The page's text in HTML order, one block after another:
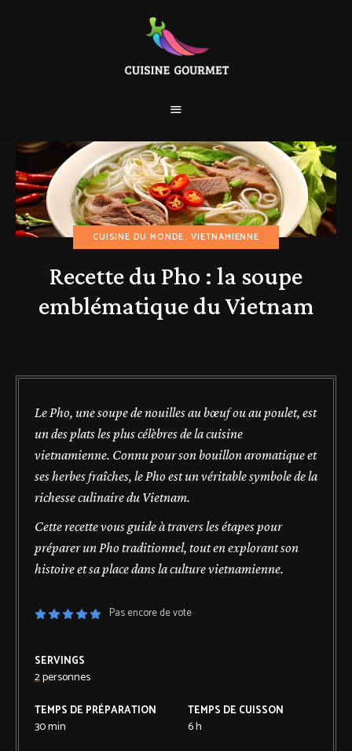
CUISINE DU MONDE VIETNAMIENNE
Recette du Pho : la soupe
emblématique du Vietnam
Le Pho, une soupe de nouilles au bœuf ou au poulet, est
un des plats les plus célèbres de la cuisine
vietnamienne. Connu pour son bouillon aromatique et
ses herbes fraîches, le Pho est un véritable symbole de la
richesse culinaire du Vietnam.
Cette recette vous guide à travers les étapes pour
préparer un Pho traditionnel, tout en explorant son
histoire et sa place dans la culture vietnamienne.
Pas encore de vote
SERVINGS
2personnes
TEMPS DE PRÉPARATION
30min
TEMPS DE CUISSON
6h